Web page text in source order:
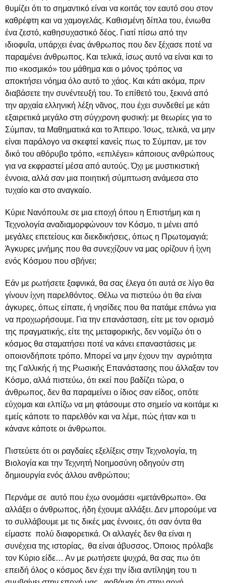
θυμίζει ότι το σημαντικό είναι να κοιτάς τον εαυτό σου στον
καθρέφτη και να χαμογελάς. Καθισμένη δίπλα του, ένιωθα
ένα ζεστό, καθησυχαστικό δέος. Γιατί πίσω από την
ιδιοφυΐα, υπάρχει ένας άνθρωπος που δεν ξέχασε ποτέ να
παραμένει άνθρωπος. Και τελικά, ίσως αυτό να είναι και το
πιο «κοσμικό» του μάθημα και ο μόνος τρόπος να
αποκτήσει νόημα όλο αυτό το χάος. Και κάτι ακόμα, πριν
διαβάσετε την συνέντευξή του. Το επίθετό του, ξεκινά από
την αρχαία ελληνική λέξη νᾶνος, που έχει συνδεθεί με κάτι
εξαιρετικά μεγάλο στη σύγχρονη φυσική: με θεωρίες για το
Σύμπαν, τα Μαθηματικά και το Άπειρο. Ίσως, τελικά, να μην
είναι παράλογο να σκεφτεί κανείς πως το Σύμπαν, με τον
δικό του αθόρυβο τρόπο, «επιλέγει» κάποιους ανθρώπους
για να εκφραστεί μέσα από αυτούς. Όχι με μυστικιστική
έννοια, αλλά σαν μια ποιητική σύμπτωση ανάμεσα στο
τυχαίο και στο αναγκαίο.
Κύριε Νανόπουλε σε μια εποχή όπου η Επιστήμη και η
Τεχνολογία αναδιαμορφώνουν τον Κόσμο, τι μένει από
μεγάλες επετείους και διεκδικήσεις, όπως η Πρωτομαγιά;
Άγκυρες μνήμης που θα συνεχίζουν να μας ορίζουν ή ίχνη
ενός Κόσμου που σβήνει;
Εάν με ρωτήσετε ξαφνικά, θα σας έλεγα ότι αυτά σε λίγο θα
γίνουν ίχνη παρελθόντος. Θέλω να πιστεύω ότι θα είναι
άγκυρες, όπως είπατε, ή νησίδες που θα πατάμε επάνω για
να προχωρήσουμε. Για την επανάσταση, είτε με τον ορισμό
της πραγματικής, είτε της μεταφορικής, δεν νομίζω ότι ο
κόσμος θα σταματήσει ποτέ να κάνει επαναστάσεις με
οποιονδήποτε τρόπο. Μπορεί να μην έχουν την αγριότητα
της Γαλλικής ή της Ρωσικής Επανάστασης που άλλαξαν τον
Κόσμο, αλλά πιστεύω, ότι εκεί που βαδίζει τώρα, ο
άνθρωπος, δεν θα παραμείνει ο ίδιος σαν είδος, οπότε
εύχομαι και ελπίζω να μη φτάσουμε στο σημείο να κοιτάμε κι
εμείς κάποτε το παρελθόν και να λέμε, πώς ήταν και τι
κάνανε κάποτε οι άνθρωποι.
Πιστεύετε ότι οι ραγδαίες εξελίξεις στην Τεχνολογία, τη
Βιολογία και την Τεχνητή Νοημοσύνη οδηγούν στη
δημιουργία ενός άλλου ανθρώπου;
Περνάμε σε αυτό που έχω ονομάσει «μετάνθρωπο». Θα
αλλάξει ο άνθρωπος, ήδη έχουμε αλλάξει. Δεν μπορούμε να
το συλλάβουμε με τις δικές μας έννοιες, ότι σαν όντα θα
είμαστε πολύ διαφορετικά. Οι αλλαγές δεν θα είναι η
συνέχεια της ιστορίας, θα είναι άβυσσος. Όποιος πρόλαβε
τον Κύριο είδε… Αν με ρωτήσετε ψυχρά, θα σας πω ότι
επειδή όλος ο κόσμος δεν έχει την ίδια αντίληψη του τι